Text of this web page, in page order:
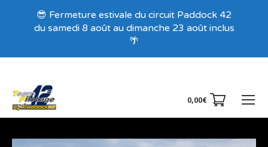
0,00€
Recevez nos offres exclusives !
😎 Fermeture estivale du circuit Paddock 42
du samedi 8 août au dimanche 23 août inclus
🌴